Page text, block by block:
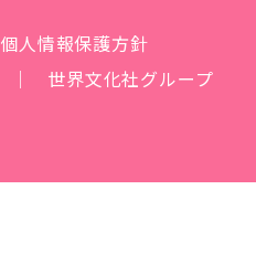
個人情報保護方針
世界文化社グループ